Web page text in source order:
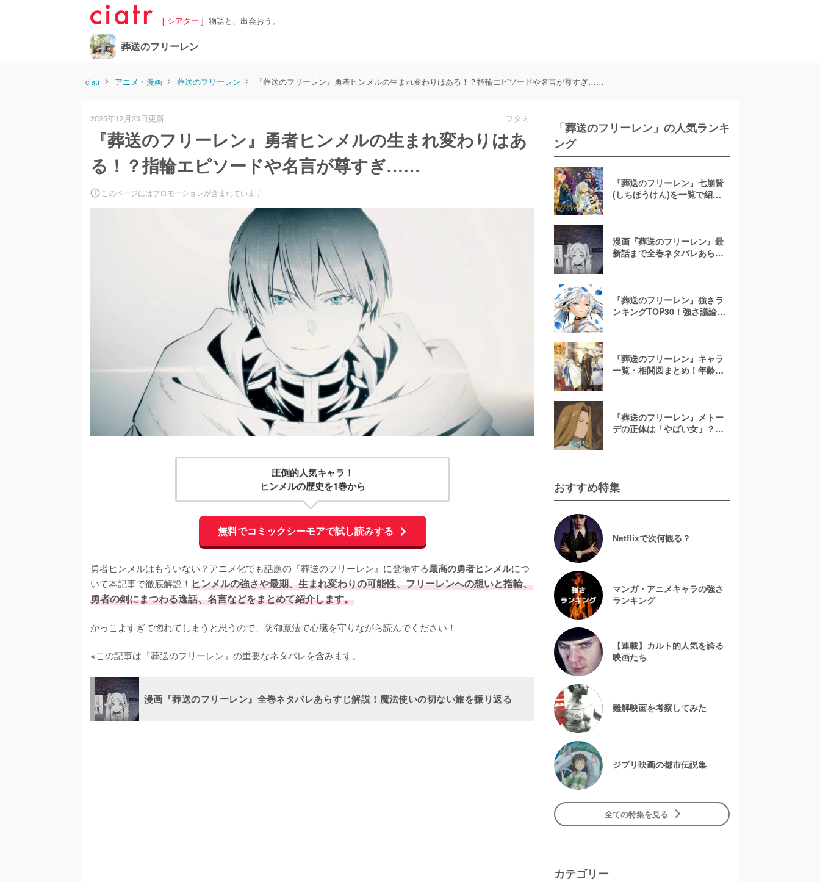
[ シアター ] 物語と、出会おう。
葬送のフリーレン
ciatr アニメ・漫画 葬送のフリーレン 『葬送のフリーレン』勇者ヒンメルの生まれ変わりはある！？指輪エピソードや名言が尊すぎ……
2025年12月23日更新 フタミ
『葬送のフリーレン』勇者ヒンメルの生まれ変わりはあ
る！？指輪エピソードや名言が尊すぎ……
このページにはプロモーションが含まれています
圧倒的人気キャラ！
ヒンメルの歴史を1巻から
無料でコミックシーモアで試し読みする
勇者ヒンメルはもういない？アニメ化でも話題の『葬送のフリーレン』に登場する最高の勇者ヒンメルにつ
いて本記事で徹底解説！ ヒンメルの強さや最期、生まれ変わりの可能性、フリーレンへの想いと指輪、
勇者の剣にまつわる逸話、名言などをまとめて紹介します。
かっこよすぎて惚れてしまうと思うので、防御魔法で心臓を守りながら読んでください！
※この記事は『葬送のフリーレン』の重要なネタバレを含みます。
漫画『葬送のフリーレン』全巻ネタバレあらすじ解説！魔法使いの切ない旅を振り返る
「葬送のフリーレン」の人気ランキ
ング
『葬送のフリーレン』七崩賢
(しちほうけん)を一覧で紹
漫画『葬送のフリーレン』最
新話まで全巻ネタバレあらす
『葬送のフリーレン』強さラ
ンキングTOP30！強さ議論で
『葬送のフリーレン』キャラ
一覧・相関図まとめ！年齢＆
『葬送のフリーレン』メトー
デの正体は「やばい女」？強
おすすめ特集
Netflixで次何観る？
マンガ・アニメキャラの強さ
ランキング
【連載】カルト的人気を誇る
映画たち
難解映画を考察してみた
ジブリ映画の都市伝説集
全ての特集を見る
カテゴリー